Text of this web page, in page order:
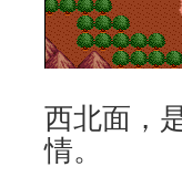
西北面，
情。